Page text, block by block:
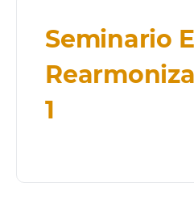
Seminario
1